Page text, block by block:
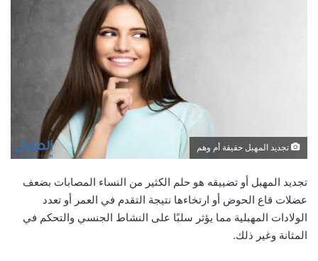
تجديد المهبل حقيقة أم وهم
تجديد المهبل أو تضييقه هو حلم الكثير من النساء المصابات بضعف
عضلات قاع الحوض أو ارتخاءها نتيجة التقدم في العمر أو تعدد
الولادات المهبلية مما يؤثر سلبًا على النشاط الجنسي والتحكم في
المثانة وغير ذلك.